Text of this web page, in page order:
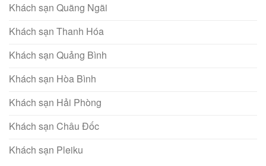
Khách sạn Quãng Ngãi
Khách sạn Thanh Hóa
Khách sạn Quảng Bình
Khách sạn Hòa Bình
Khách sạn Hải Phòng
Khách sạn Châu Đốc
Khách sạn Pleiku